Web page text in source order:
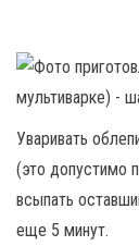
Уваривать
(это допустимо
всыпать
еще 5 минут.